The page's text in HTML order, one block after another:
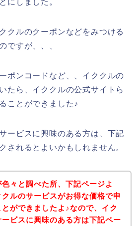
にしました。
クルのクーポンなどをみつける
ですが、、、
ポンコードなど、、イククルの
たら、イククルの公式サイトら
ことができました♪
ービスに興味のある方は、下記
されるとよいかもしれません。
々と調べた所、下記ページよ
クルのサービスがお得な価格で申
とができましたよ♪なので、イク
ービスに興味のある方は下記ペー